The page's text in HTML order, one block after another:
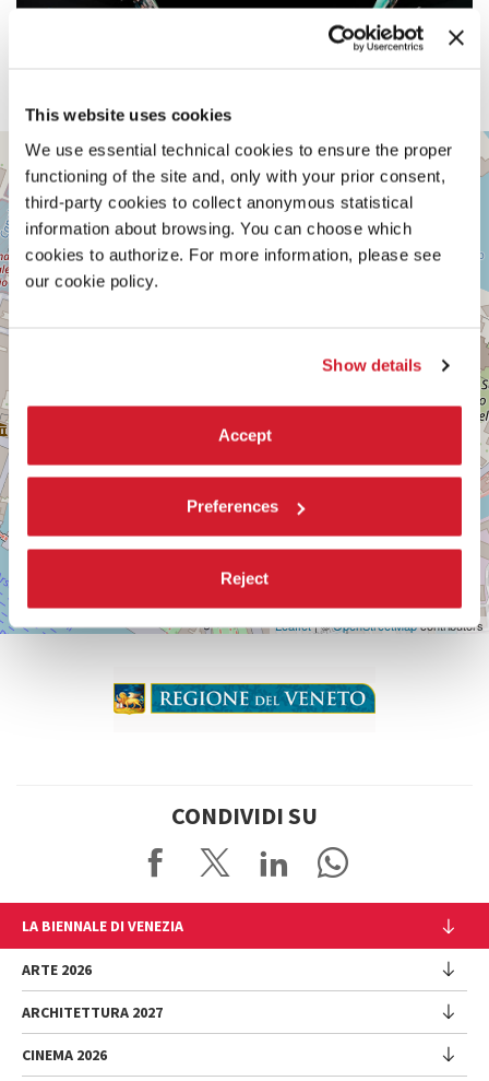
This website uses cookies
We use essential technical cookies to ensure the proper
functioning of the site and, only with your prior consent,
third-party cookies to collect anonymous statistical
information about browsing. You can choose which
cookies to authorize. For more information, please see
our cookie policy.
Show details
Accept
Preferences
Reject
SALA
D’ARMI
E
SESTIERE
CASTELLO
CAMPO
DELLA
TANA
2169/F
30122
VENEZIA
0415218711
info@labiennale.org
Leaflet| ©OpenStreetMapcontributors
CONDIVIDI SU
LA BIENNALE DI VENEZIA
L'Istituzione
Cariche istituzionali
Storia
Luoghi
ARTE 2026
Esposizione
Intervento di Pietrangelo Buttafuoco
ARCHITETTURA 2027
Mostra
CINEMA 2026